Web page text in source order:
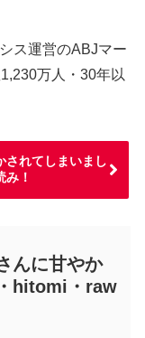
ス運営のABJマー
万人・30年以
されてしまいまし
！
んに甘やか
hitomi・raw